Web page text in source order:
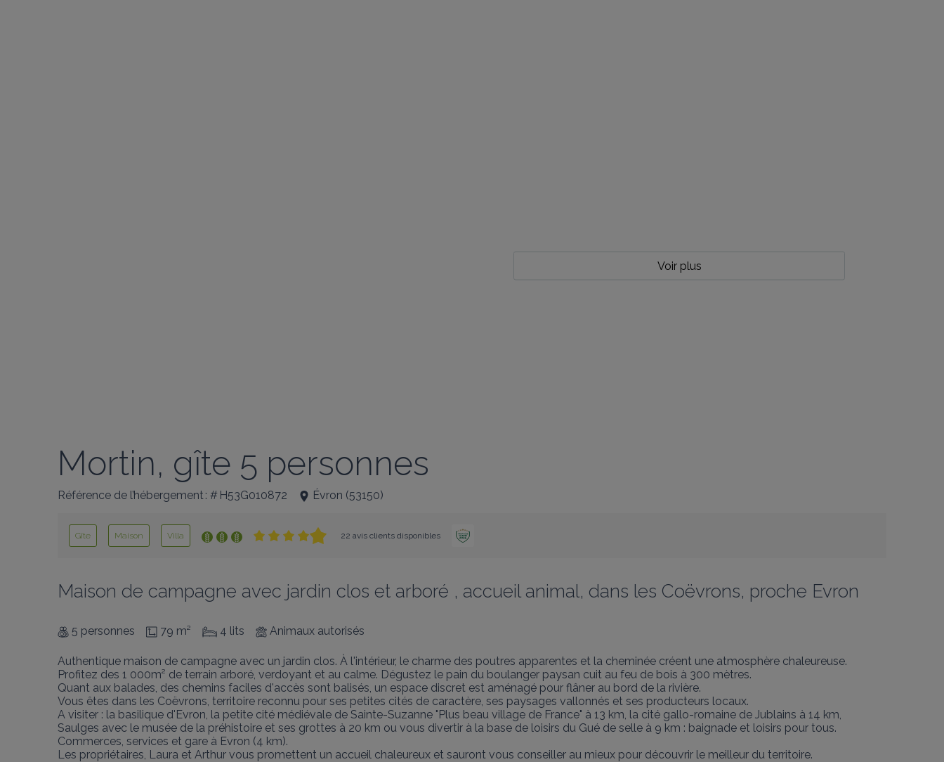
Voir plus
Mortin, gîte 5 personnes
Référence de l’hébergement : # H53G010872 Évron (53150)
Gîte Maison Villa 22 avis clients disponibles
Maison de campagne avec jardin clos et arboré , accueil animal, dans les Coëvrons, proche Evron
5 personnes 79 m² 4 lits Animaux autorisés
Authentique maison de campagne avec un jardin clos. À l'intérieur, le charme des poutres apparentes et la cheminée créent une atmosphère chaleureuse.
Profitez des 1 000m² de terrain arboré, verdoyant et au calme. Dégustez le pain du boulanger paysan cuit au feu de bois à 300 mètres.
Quant aux balades, des chemins faciles d'accès sont balisés, un espace discret est aménagé pour flâner au bord de la rivière.
Vous êtes dans les Coëvrons, territoire reconnu pour ses petites cités de caractère, ses paysages vallonnés et ses producteurs locaux.
A visiter : la basilique d'Evron, la petite cité médiévale de Sainte-Suzanne "Plus beau village de France" à 13 km, la cité gallo-romaine de Jublains à 14 km,
Saulges avec le musée de la préhistoire et ses grottes à 20 km ou vous divertir à la base de loisirs du Gué de selle à 9 km : baignade et loisirs pour tous.
Commerces, services et gare à Evron (4 km).
Les propriétaires, Laura et Arthur vous promettent un accueil chaleureux et sauront vous conseiller au mieux pour découvrir le meilleur du territoire.